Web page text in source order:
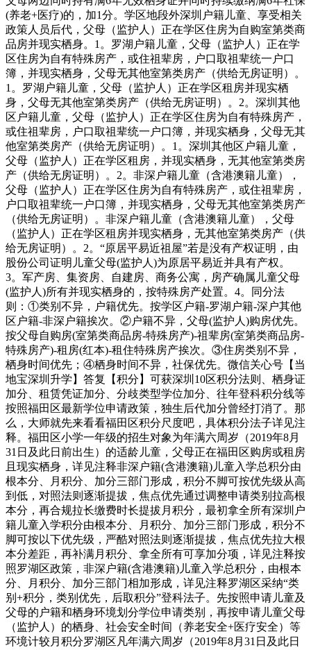
(养老+医疗)的，加1分。学区地段外深圳户籍儿童、享受相关
政策人员后代，父母（监护人）正在学区住房为自购室第类商
品房并现实栖身。1。罗湖户籍儿童，父母（监护人）正在学
区住房为自有特殊房产，或住祖辈房，户口取祖辈统一户口
簿，并现实栖身，父母无其他室第类房产（供给无房证明）。
1。罗湖户籍儿童，父母（监护人）正在学区租房并现实栖
身，父母无其他室第类房产（供给无房证明）。2。深圳其他
区户籍儿童，父母（监护人）正在学区住房为自有特殊房产，
或住祖辈房，户口取祖辈统一户口簿，并现实栖身，父母无其
他室第类房产（供给无房证明）。1。深圳其他区户籍儿童，
父母（监护人）正在学区租房，并现实栖身，无其他室第类房
产（供给无房证明）。2。非深户籍儿童（含港澳籍儿童），
父母（监护人）正在学区住房为自有特殊房产，或住祖辈房，
户口取祖辈统一户口簿，并现实栖身，父母无其他室第类房产
（供给无房证明）。非深户籍儿童（含港澳籍儿童），父母
（监护人）正在学区租房并现实栖身，无其他室第类房产（供
给无房证明）。2。“原居平易近祖屋”若是没有产权证明，由
股份公司证明儿童父母(监护人)为原居平易近并具有产权。
3。军产房、集资房、自建房、商务公寓，房产确属儿童父母
(监护人)所有并现实栖身的，按特殊房产处置。4。同分法
则：①类别不异，户籍优先。按学区户籍-罗湖户籍-深户其他
区户籍-非深户籍挨次。②户籍不异，父母(监护人)购房优先。
按父母自购房(室第类商品房-特殊房产)-祖辈房(室第类商品房-
特殊房产)-租房(红本)-租住特殊房产挨次。③住房类别不异，
栖身时间优先；④栖身时间不异，社保优先。微信关心号【当
地宝深圳升学】答复【积分】可获深圳10区积分法则、栖身证
加分、租赁凭证加分、分歧类型学位加分、往年登科积分线等
按照福田区最新学位申请政策，独生后代加分曾经打消了。那
么，大师就先来看看福田区积分尺度吧，具体积分法子详见注
释。福田区小学一年级的招生对象为年满六周岁（2019年8月
31日及此日前出生）的适龄儿童，父母正在福田区购房或租房
且现实栖身，详见注释非深户籍(含港澳籍)儿童入学总积分由
根本分、月积分、加分三部门形成，积分不脚可按优先级从高
到低，对照法则逐渐提拔，焦点优先通过调整申请类别拉高根
本分，再合规拉长缴费时长提拔月积分，最初拿全所有深圳户
籍儿童入学积分由根本分、月积分、加分三部门形成，积分不
脚可按以下优先级，严酷对照法则逐渐提拔，焦点优先拉大根
本分差距，再补满月积分、拿全所有可享加分项，详见注释按
照罗湖区政策，非深户籍(含港澳籍)儿童入学总积分，由根本
分、月积分、加分三部门相加形成，详见注释罗湖区采纳“类
别+积分，类别优先，后取积分”登科法子。先按照申请儿童及
父母的户籍和栖身环境划分学位申请类别，再按申请儿童父母
（监护人）的栖身、社会安全时间（养老安全+医疗安全）等
环境计较月积分罗湖区凡年满六周岁（2019年8月31日及此日